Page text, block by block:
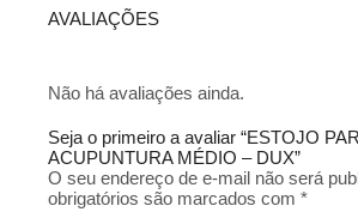
AVALIAÇÕES
Não há avaliações ainda.
Seja o primeiro a avaliar “ESTOJO
ACUPUNTURA MÉDIO – DUX”
O seu endereço de e-mail não será
obrigatórios são marcados com *